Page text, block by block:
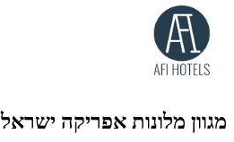
מגוון מלונות אפריקה ישראל